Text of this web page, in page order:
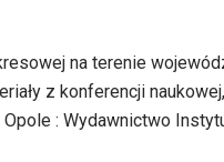
na terenie
z konferencji
: Wydawnictwo